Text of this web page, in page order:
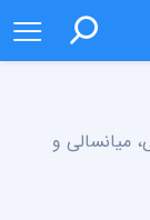
میانسالی و